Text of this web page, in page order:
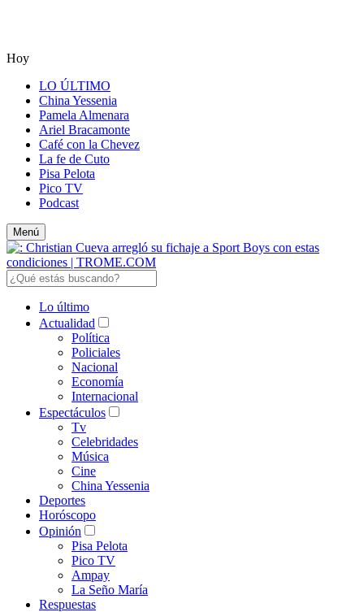
Hoy
LO ÚLTIMO
China Yessenia
Pamela Almenara
Ariel Bracamonte
Café con la Chevez
La fe de Cuto
Pisa Pelota
Pico TV
Podcast
Menú
Lo último
Actualidad
Política
Policiales
Nacional
Economía
Internacional
Espectáculos
Tv
Celebridades
Música
Cine
China Yessenia
Deportes
Horóscopo
Opinión
Pisa Pelota
Pico TV
Ampay
La Seño María
Respuestas